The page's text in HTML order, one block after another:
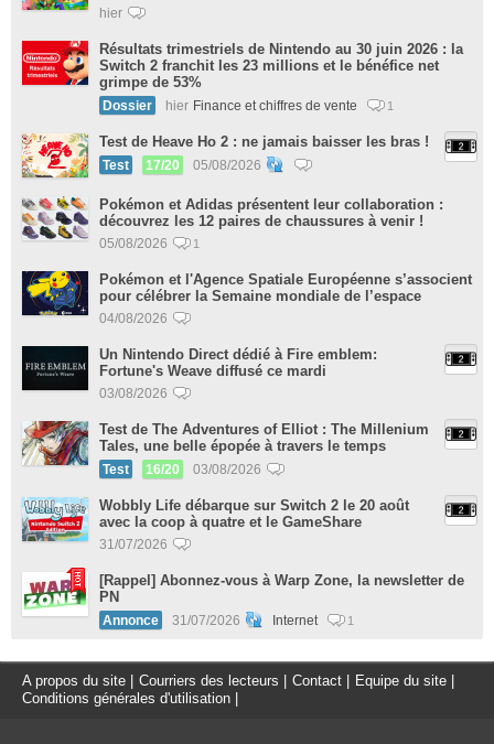
hier
Résultats trimestriels de Nintendo au 30 juin 2026 : la
Switch 2 franchit les 23 millions et le bénéfice net
grimpe de 53%
Dossier hier Finance et chiffres de vente 1
Test de Heave Ho 2 : ne jamais baisser les bras !
Test 17/20 05/08/2026
Pokémon et Adidas présentent leur collaboration :
découvrez les 12 paires de chaussures à venir !
05/08/2026 1
Pokémon et l'Agence Spatiale Européenne s’associent
pour célébrer la Semaine mondiale de l’espace
04/08/2026
Un Nintendo Direct dédié à Fire emblem:
Fortune's Weave diffusé ce mardi
03/08/2026
Test de The Adventures of Elliot : The Millenium
Tales, une belle épopée à travers le temps
Test 16/20 03/08/2026
Wobbly Life débarque sur Switch 2 le 20 août
avec la coop à quatre et le GameShare
31/07/2026
[Rappel] Abonnez-vous à Warp Zone, la newsletter de
PN
Annonce 31/07/2026 Internet 1
A propos du site Courriers des lecteurs Contact Equipe du site
Conditions générales d'utilisation